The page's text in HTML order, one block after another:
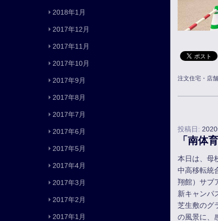
注文住宅・店
投稿日:
「南体
本日は、母
中高移転統
翔館）サブ
新キャンパ
芝生敷のグ
の風景に、
2018年1月
2017年12月
2017年11月
2017年10月
2017年9月
2017年8月
2017年7月
2017年6月
2017年5月
2017年4月
2017年3月
2017年2月
2017年1月